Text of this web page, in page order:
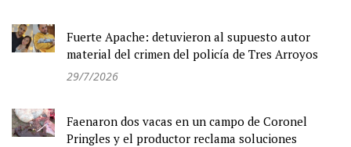
Fuerte Apache: detuvieron al supuesto autor
material del crimen del policía de Tres Arroyos
29/7/2026
Faenaron dos vacas en un campo de Coronel
Pringles y el productor reclama soluciones